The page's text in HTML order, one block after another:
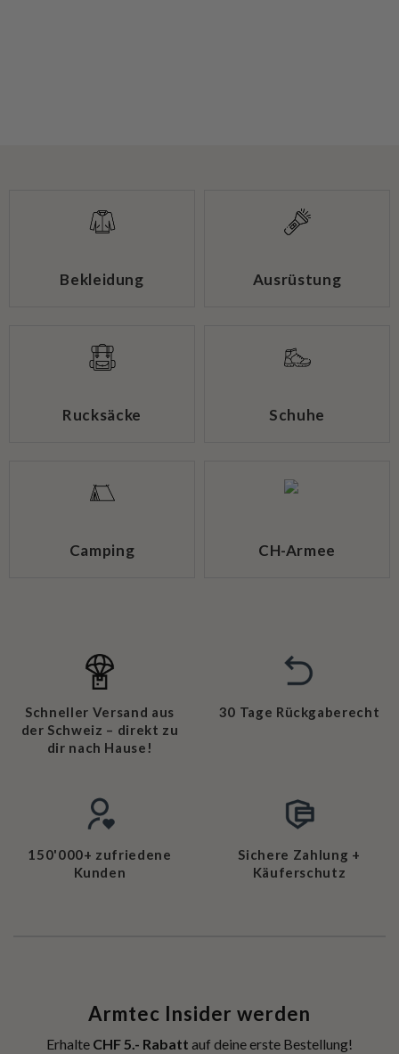
Bekleidung Ausrüstung
Rucksäcke Schuhe
Camping CH-Armee
Schneller Versand aus
der Schweiz – direkt zu
dir nach Hause!
30 Tage Rückgaberecht
150'000+ zufriedene
Kunden
Sichere Zahlung +
Käuferschutz
Armtec Insider werden
Erhalte CHF 5.- Rabatt auf deine erste Bestellung!